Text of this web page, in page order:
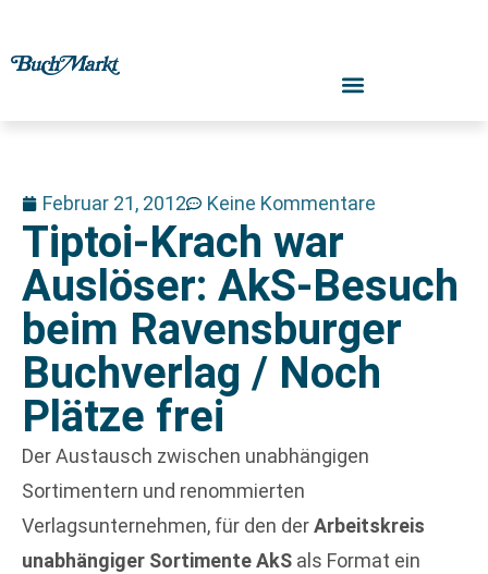
Februar 21, 2012 Keine Kommentare
Tiptoi-Krach war
Auslöser: AkS-Besuch
beim Ravensburger
Buchverlag / Noch
Plätze frei
Der Austausch zwischen unabhängigen
Sortimentern und renommierten
Verlagsunternehmen, für den derArbeitskreis
unabhängiger Sortimente AkS als Format ein